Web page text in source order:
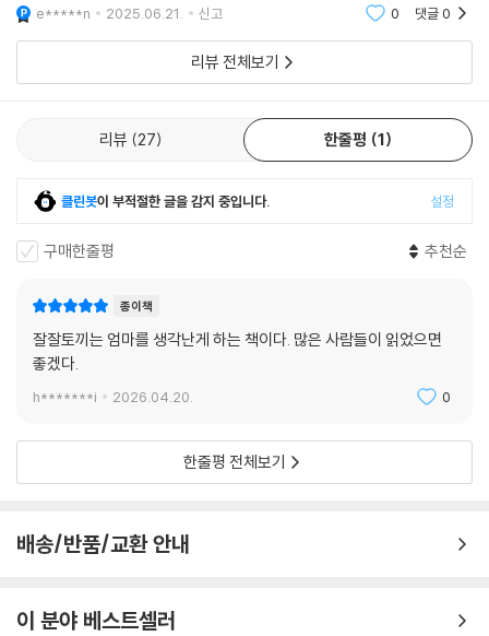
엄마 토끼의 전화는 사랑이야!
엄마 토끼는 무럭무럭 잘 자란 당근을 보자 장성하여 집을 떠난 아이들 생
각이 났다. 그래서 모두에게 전화를 건다. 전화를 받은 토끼도 있고, 바빠서
못 받은 토끼도 있지만 결국 모든 아이는 엄마 생각이 나서 엄마네 집으로
모인다. 서로 다른 일을 하며 바쁘게 살아가고 있어도 사랑하는 마음은 통
했던 것이다.
고 한다. 이 책을 읽는 독자에게도 마음이 힘들 때 돌아갈 수 있는 따뜻한
집이 있기를 바라면서 말이다. 이 책의 엄마 토끼는 당근을 보며 사랑하는
아이들을 떠올렸고, 아이들은 엄마의 전화를 통해 사랑의 마음을 느꼈다.
책을 읽고 우리 가족은 어떨 때 서로의 사랑을 느낄 수 있는지 이야기 나눠
것이다.
말하고 과정을
e*****n 2025.06.21. 신고 0 댓글0
리뷰 전체보기
리뷰 27 한줄평 1
클린봇이 부적절한 글을 감지 중입니다. 설정
구매한줄평 추천순
종이책
잘잘토끼는 엄마를 생각난게 하는 책이다. 많은 사람들이 읽었으면
좋겠다.
h*******i 2026.04.20. 0
한줄평 전체보기
배송/반품/교환 안내
이 분야 베스트셀러